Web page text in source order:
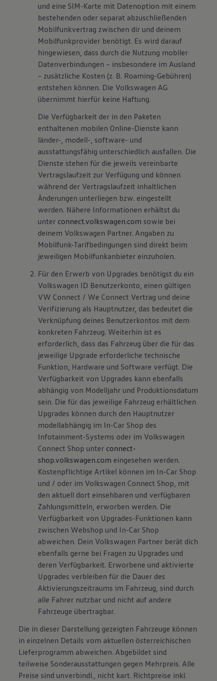
und eine SIM-Karte mit Datenoption mit einem
bestehenden oder separat abzuschließenden
Mobilfunkvertrag zwischen dir und deinem
Mobilfunkprovider benötigt. Es wird darauf
hingewiesen, dass durch die Nutzung mobiler
Datenverbindungen – insbesondere im Ausland
– zusätzliche Kosten (z. B. Roaming-Gebühren)
entstehen können. Die Volkswagen AG
übernimmt hierfür keine Haftung.
Die Verfügbarkeit der in den Paketen
enthaltenen mobilen Online-Dienste kann
länder-, modell-, software- und
ausstattungsfähig unterschiedlich ausfallen. Die
Dienste stehen für die jeweils vereinbarte
Vertragslaufzeit zur Verfügung und können
während der Vertragslaufzeit inhaltlichen
Änderungen unterliegen bzw. eingestellt
werden. Nähere Informationen erhältst du
unter connect.volkswagen.com sowie bei
deinem Volkswagen Partner. Angaben zu
Mobilfunk-Tarifbedingungen sind direkt beim
jeweiligen Mobilfunkanbieter einzuholen.
Für den Erwerb von Upgrades benötigst du ein
Volkswagen ID Benutzerkonto, einen gültigen
VW Connect / We Connect Vertrag und deine
Verifizierung als Hauptnutzer, das bedeutet die
Verknüpfung deines Benutzerkontos mit dem
konkreten Fahrzeug. Weiterhin ist es
erforderlich, dass das Fahrzeug über die für das
jeweilige Upgrade erforderliche technische
Funktion, Hardware und Software verfügt. Die
Verfügbarkeit von Upgrades kann ebenfalls
abhängig von Modelljahr und Produktionsdatum
sein. Die für das jeweilige Fahrzeug erhältlichen
Upgrades können durch den Hauptnutzer
modellabhängig im In-Car Shop des
Infotainment-Systems oder im Volkswagen
Connect Shop unter connect-
shop.volkswagen.com eingesehen werden.
Kostenpflichtige Artikel können im In-Car Shop
und / oder im Volkswagen Connect Shop, mit
den aktuell dort einsehbaren und verfügbaren
Zahlungsmitteln, erworben werden. Die
Verfügbarkeit von Upgrades-Funktionen kann
zwischen Webshop und In-Car Shop
abweichen. Dein Volkswagen Partner berät dich
ebenfalls gerne bei Fragen zu Upgrades und
deren Verfügbarkeit. Erworbene und aktivierte
Upgrades verbleiben für die Dauer des
Aktivierungszeitraums im Fahrzeug, sind durch
alle Fahrer nutzbar und nicht auf andere
Fahrzeuge übertragbar.
Die in dieser Darstellung gezeigten Fahrzeuge können
in einzelnen Details vom aktuellen österreichischen
Lieferprogramm abweichen. Abgebildet sind
teilweise Sonderausstattungen gegen Mehrpreis. Alle
Preise sind unverbindl., nicht kart. Richtpreise inkl.